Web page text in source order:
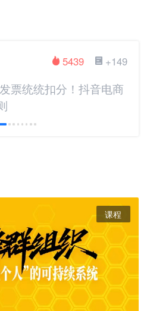
+149
5439
票统统扣分！抖音电商
课程